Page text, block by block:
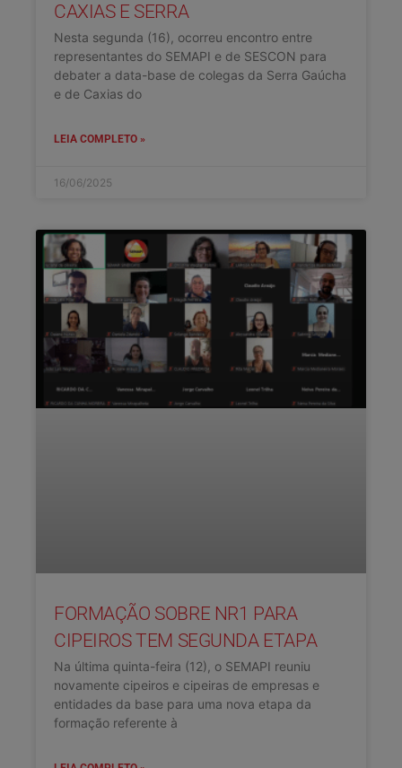
CAXIAS E SERRA
Nesta segunda (16), ocorreu encontro entre
representantes do SEMAPI e de SESCON para
debater a data-base de colegas da Serra Gaúcha
e de Caxias do
LEIA COMPLETO »
16/06/2025
FORMAÇÃO SOBRE NR1 PARA
CIPEIROS TEM SEGUNDA ETAPA
Na última quinta-feira (12), o SEMAPI reuniu
novamente cipeiros e cipeiras de empresas e
entidades da base para uma nova etapa da
formação referente à